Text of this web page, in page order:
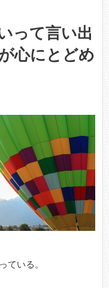
って言い出
心にとどめ
ている。